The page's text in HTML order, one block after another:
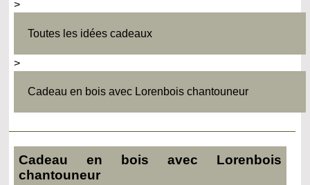
>
Toutes les idées cadeaux
>
Cadeau en bois avec Lorenbois chantouneur
Cadeau en bois avec Lorenbois
chantouneur